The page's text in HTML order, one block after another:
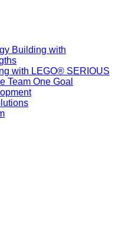
Building with
with LEGO® SERIOUS
Team One Goal